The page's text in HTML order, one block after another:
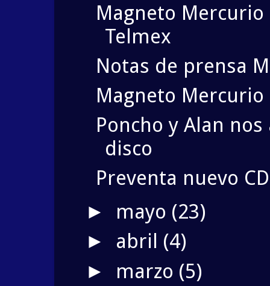
Magneto
Telmex
Notas de prensa
Magneto
Poncho y Alan
disco
Preventa nuevo
► mayo (23)
► abril (4)
► marzo (5)